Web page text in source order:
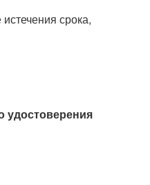
срока,
удостоверения